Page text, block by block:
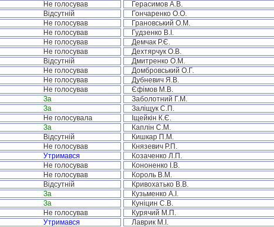
Не голосував Герасимов А.В.
Відсутній Гончаренко О.О.
Не голосував Грановський О.М.
Не голосував Гудзенко В.І.
Не голосував Демчак Р.Є.
Не голосував Дехтярчук О.В.
Відсутній Дмитренко О.М.
Не голосував Домбровський О.Г.
Не голосував Дубневич Я.В.
Не голосував Єфімов М.В.
За Заболотний Г.М.
За Заліщук С.П.
Не голосувала Іщейкін К.Є.
За Каплін С.М.
Відсутній Кишкар П.М.
Не голосував Князевич Р.П.
Утримався Козаченко Л.П.
Не голосував Кононенко І.В.
Не голосував Король В.М.
Відсутній Кривохатько В.В.
За Кузьменко А.І.
За Куніцин С.В.
Не голосував Курячий М.П.
Утримався Лаврик М.І.